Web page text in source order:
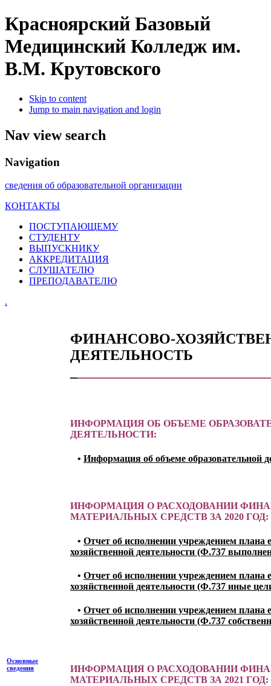
Красноярский Базовый
Медицинский Колледж им.
В.М. Крутовского
Skip to content
Jump to main navigation and login
Nav view search
Navigation
сведения об образовательной организации
КОНТАКТЫ
ПОСТУПАЮЩЕМУ
СТУДЕНТУ
ВЫПУСКНИКУ
АККРЕДИТАЦИЯ
СЛУШАТЕЛЮ
ПРЕПОДАВАТЕЛЮ
.
Основные
сведения
ФИНАНСОВО-
ДЕЯТЕЛЬНОСТЬ
ИНФОРМАЦИЯ ОБ ОБЪЕМЕ
ДЕЯТЕЛЬНОСТИ:
• Информация об объеме образовательной
ИНФОРМАЦИЯ О РАСХОДОВАНИИ
МАТЕРИАЛЬНЫХ СРЕДСТВ ЗА 2020 ГОД:
• Отчет об исполнении учреждением плана
хозяйственной деятельности (Ф.737
• Отчет об исполнении учреждением плана
хозяйственной деятельности (Ф.737 иные
• Отчет об исполнении учреждением плана
хозяйственной деятельности (Ф.737
ИНФОРМАЦИЯ О РАСХОДОВАНИИ
МАТЕРИАЛЬНЫХ СРЕДСТВ ЗА 2021 ГОД: